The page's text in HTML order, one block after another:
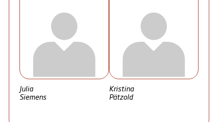
Julia
Siemens
Kristina
Pätzold